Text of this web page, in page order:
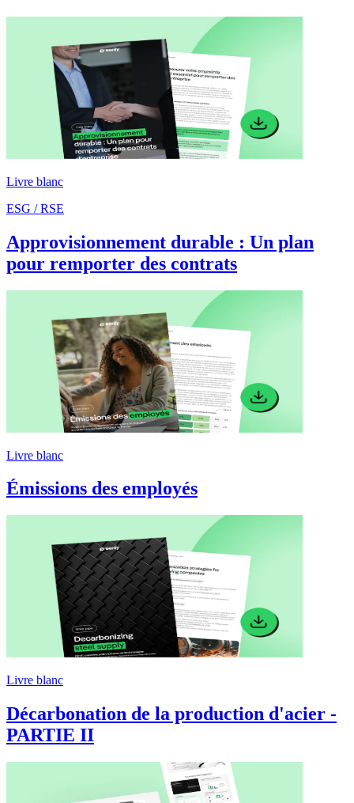
Livre blanc
ESG / RSE
Approvisionnement durable : Un plan
pour remporter des contrats
Livre blanc
Émissions des employés
Livre blanc
Décarbonation de la production d'acier -
PARTIE II